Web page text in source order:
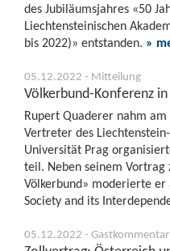
des Jubiläumsjahres «50
Liechtensteinischen
bis 2022)» entstanden. »
05.12.2022 - Mitteilung
Völkerbund-Konferenz in
Rupert Quaderer nahm
Vertreter des
Universität Prag
teil. Neben seinem Vortrag
Völkerbund» moderierte
Society and its
05.12.2022 - Gastkommentar